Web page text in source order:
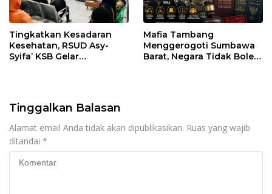
Tingkatkan Kesadaran
Kesehatan, RSUD Asy-
Syifa’ KSB Gelar
Mafia Tambang
Menggerogoti Sumbawa
Barat, Negara Tidak Boleh
Tinggalkan Balasan
Alamat email Anda tidak akan dipublikasikan. Ruas yang wajib
ditandai *